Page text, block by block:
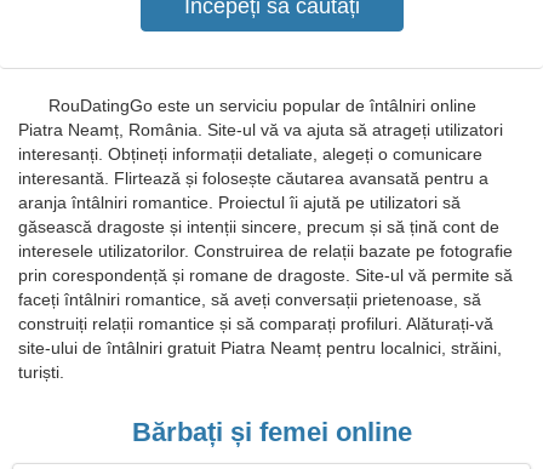
RouDatingGo este un serviciu popular de întâlniri online
Piatra Neamț, România. Site-ul vă va ajuta să atrageți utilizatori
interesanți. Obțineți informații detaliate, alegeți o comunicare
interesantă. Flirtează și folosește căutarea avansată pentru a
aranja întâlniri romantice. Proiectul îi ajută pe utilizatori să
găsească dragoste și intenții sincere, precum și să țină cont de
interesele utilizatorilor. Construirea de relații bazate pe fotografie
prin corespondență și romane de dragoste. Site-ul vă permite să
faceți întâlniri romantice, să aveți conversații prietenoase, să
construiți relații romantice și să comparați profiluri. Alăturați-vă
site-ului de întâlniri gratuit Piatra Neamț pentru localnici, străini,
turiști.
Bărbați și femei online